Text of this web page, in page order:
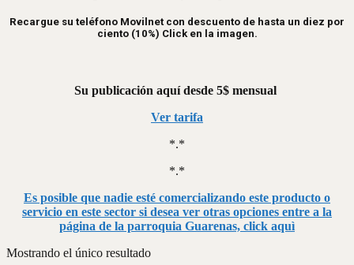
Recargue su teléfono Movilnet con descuento de hasta un diez por
ciento (10%) Click en la imagen.
Su publicación aquí desde 5$ mensual
Ver tarifa
*.*
*.*
Es posible que nadie esté comercializando este producto o
servicio en este sector si desea ver otras opciones entre a la
página de la parroquia Guarenas, click aquì
Mostrando el único resultado